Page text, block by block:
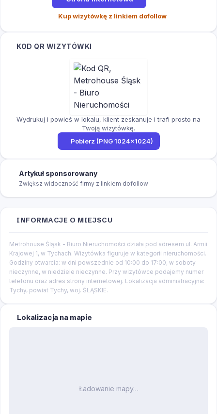
Kup wizytówkę z linkiem dofollow
KOD QR WIZYTÓWKI
Wydrukuj i powieś w lokalu, klient zeskanuje i trafi prosto na
Twoją wizytówkę.
Pobierz (PNG 1024×1024)
Artykuł sponsorowany
Zwiększ widoczność firmy z linkiem dofollow
INFORMACJE O MIEJSCU
Metrohouse Śląsk - Biuro Nieruchomości działa pod adresem ul. Armii
Krajowej 1, w Tychach. Wizytówka figuruje w kategorii nieruchomości.
Godziny otwarcia: w dni powszednie od 10:00 do 17:00, w soboty
nieczynne, w niedziele nieczynne. Przy wizytówce podajemy numer
telefonu oraz adres strony internetowej. Lokalizacja administracyjna:
Tychy, powiat Tychy, woj. ŚLĄSKIE.
Lokalizacja na mapie
Ładowanie mapy…